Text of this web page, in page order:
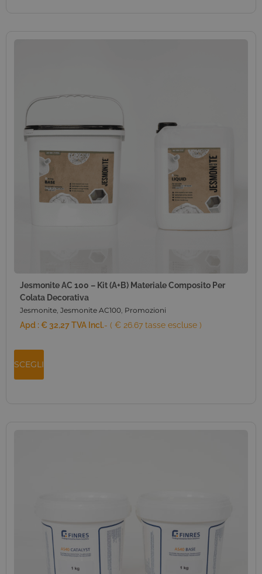
Jesmonite AC 100 – Kit (A+B) Materiale Composito Per
Colata Decorativa
Jesmonite, Jesmonite AC100, Promozioni
Apd :€ 32,27TVA Incl.- ( € 26.67 tasse escluse )
SCEGLI